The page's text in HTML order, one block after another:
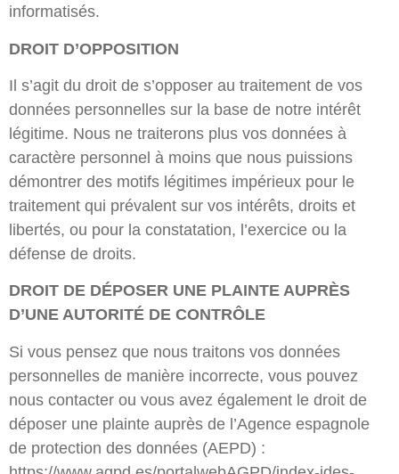
informatisés.
DROIT D’OPPOSITION
Il s’agit du droit de s’opposer au traitement de vos
données personnelles sur la base de notre intérêt
légitime. Nous ne traiterons plus vos données à
caractère personnel à moins que nous puissions
démontrer des motifs légitimes impérieux pour le
traitement qui prévalent sur vos intérêts, droits et
libertés, ou pour la constatation, l’exercice ou la
défense de droits.
DROIT DE DÉPOSER UNE PLAINTE AUPRÈS
D’UNE AUTORITÉ DE CONTRÔLE
Si vous pensez que nous traitons vos données
personnelles de manière incorrecte, vous pouvez
nous contacter ou vous avez également le droit de
déposer une plainte auprès de l’Agence espagnole
de protection des données (AEPD) :